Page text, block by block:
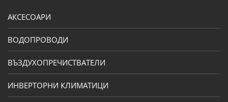
АКСЕСОАРИ
ВОДОПРОВОДИ
ВЪЗДУХОПРЕЧИСТВАТЕЛИ
ИНВЕРТОРНИ КЛИМАТИЦИ